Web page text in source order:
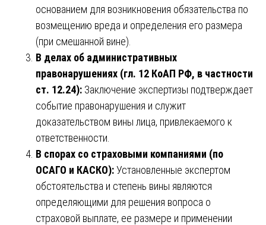
основанием для возникновения обязательства по
возмещению вреда и определения его размера
(при смешанной вине).
В делах об административных
правонарушениях (гл. 12 КоАП РФ, в частности
ст. 12.24): Заключение экспертизы подтверждает
событие правонарушения и служит
доказательством вины лица, привлекаемого к
ответственности.
В спорах со страховыми компаниями (по
ОСАГО и КАСКО):Установленные экспертом
обстоятельства и степень вины являются
определяющими для решения вопроса о
страховой выплате, ее размере и применении